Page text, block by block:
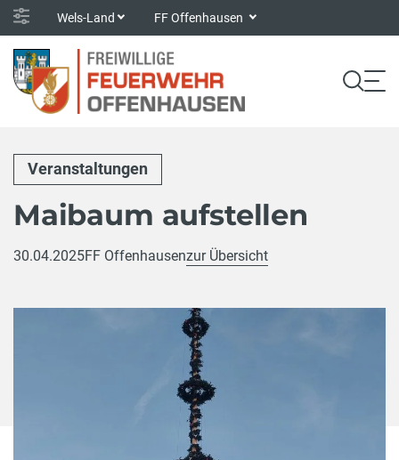
Wels-Land FF Offenhausen
Veranstaltungen
Maibaum aufstellen
30.04.2025FF Offenhausenzur Übersicht